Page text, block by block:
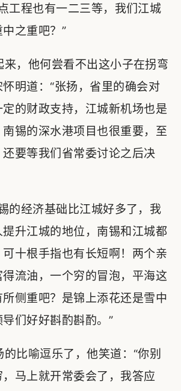
工程也有一二三等，我们江城
之重吧？”
，他何尝看不出这小子在拐弯
明道：“张扬，省里的确会对
的财政支持，江城新机场也是
锡的深水港项目也很重要，至
要等我们省常委讨论之后决
的经济基础比江城好多了，我
升江城的地位，南锡和江城都
十根手指也有长短啊！两个亲
流油，一个穷的冒泡，平海这
侧重吧？是锦上添花还是雪中
们好好斟酌斟酌。”
比喻逗乐了，他笑道：“你别
马上就开常委会了，我答应